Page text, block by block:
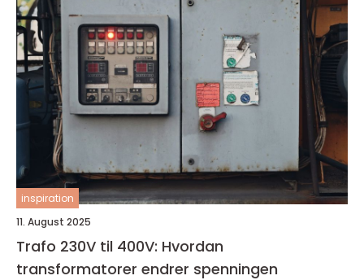
inspiration
11. August 2025
Trafo 230V til 400V: Hvordan
transformatorer endrer spenningen